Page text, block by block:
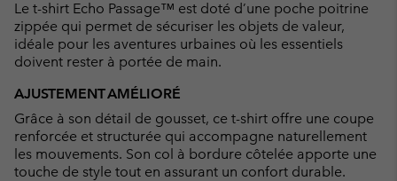
Le t-shirt Echo Passage™ est doté d’une poche poitrine
zippée qui permet de sécuriser les objets de valeur,
idéale pour les aventures urbaines où les essentiels
doivent rester à portée de main.
AJUSTEMENT AMÉLIORÉ
Grâce à son détail de gousset, ce t-shirt offre une coupe
renforcée et structurée qui accompagne naturellement
les mouvements. Son col à bordure côtelée apporte une
touche de style tout en assurant un confort durable.